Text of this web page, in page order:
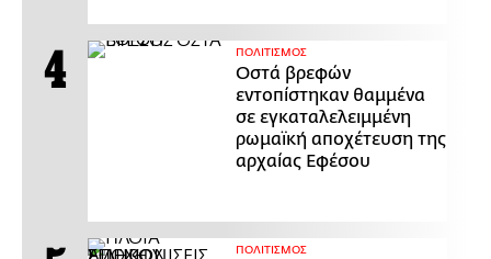
ΠΟΛΙΤΙΣΜΟΣ
Οστά βρεφών
εντοπίστηκαν θαμμένα
σε εγκαταλελειμμένη
ρωμαϊκή αποχέτευση της
αρχαίας Εφέσου
ΠΟΛΙΤΙΣΜΟΣ